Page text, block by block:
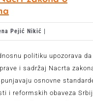
Pejić Nikić |
politiku upozorava da
i sadržaj Nacrta
osnovne
i reformskih obaveza